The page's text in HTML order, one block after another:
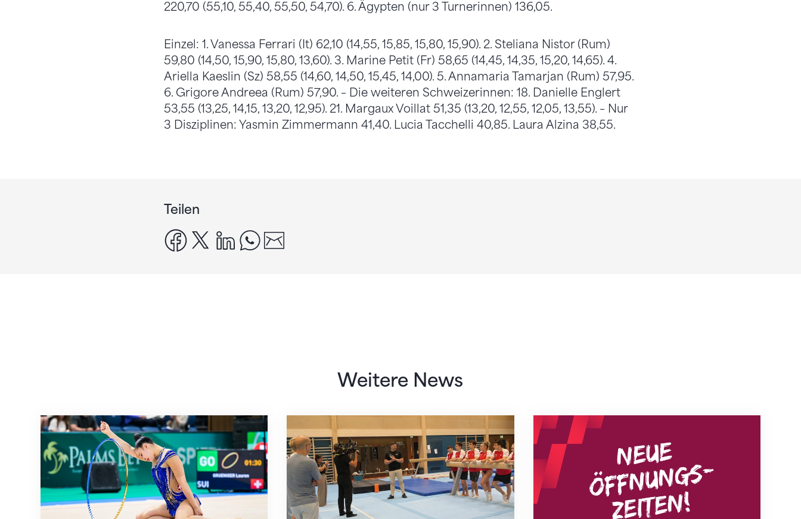
220,70 (55,10, 55,40, 55,50, 54,70). 6. Ägypten (nur 3 Turnerinnen) 136,05.
Einzel: 1. Vanessa Ferrari (It) 62,10 (14,55, 15,85, 15,80, 15,90). 2. Steliana Nistor (Rum)
59,80 (14,50, 15,90, 15,80, 13,60). 3. Marine Petit (Fr) 58,65 (14,45, 14,35, 15,20, 14,65). 4.
Ariella Kaeslin (Sz) 58,55 (14,60, 14,50, 15,45, 14,00). 5. Annamaria Tamarjan (Rum) 57,95.
6. Grigore Andreea (Rum) 57,90. – Die weiteren Schweizerinnen: 18. Danielle Englert
53,55 (13,25, 14,15, 13,20, 12,95). 21. Margaux Voillat 51,35 (13,20, 12,55, 12,05, 13,55). – Nur
3 Disziplinen: Yasmin Zimmermann 41,40. Lucia Tacchelli 40,85. Laura Alzina 38,55.
Teilen
facebook
x linkedinwhatsapp
Weitere News
Nächster Halt: Weltmeisterschaft Mit klaren Zielen nach Zagreb Neue Empfangszeiten ab 1. August 2026